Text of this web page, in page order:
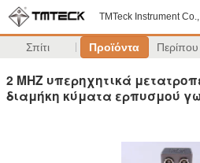
TMTeck Instrument Co.,
Σπίτι Προϊόντα Περίπου
2 MHZ υπερηχητικά
διαμήκη κύματα ερπυσμού